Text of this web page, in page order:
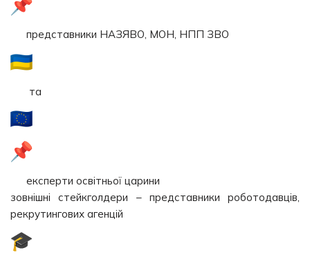
представники НАЗЯВО, МОН, НПП ЗВО
та
експерти освітньої царини
зовнішні стейкголдери – представники роботодавців,
рекрутингових агенцій